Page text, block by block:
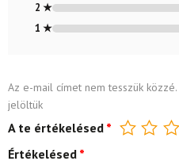
2 ★
1 ★
Az e-mail címet nem tesszük közzé.
jelöltük
A te értékelésed *
Értékelésed *